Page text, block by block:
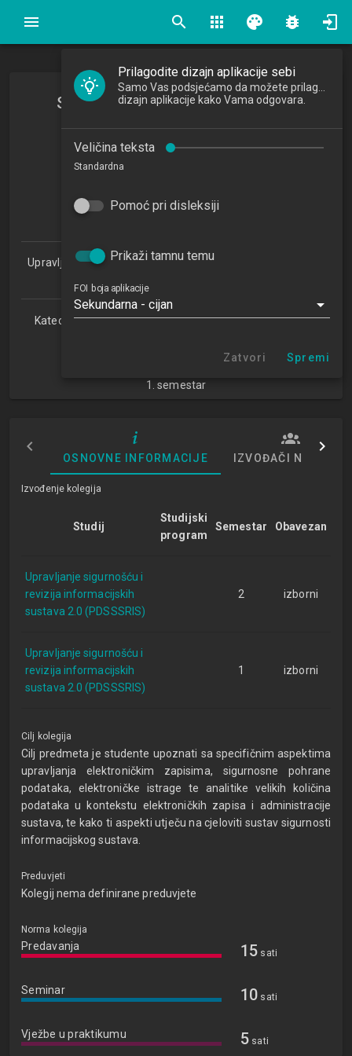
search apps palette bug_report
Sigurnosna pohrana, arhiviranje i
repozitoriji podataka
5
Upravljanje sigurnošću i revizija informacijskih sustava 2.0
Katedra za teorijske i primijenjene osnove informacijskih
1. semestar
OSNOVNE INFORMACIJE IZVOĐAČI NASTAVE
Izvođenje kolegija
Studij
Studijski
program
Semestar Obavezan
Upravljanje sigurnošću i
revizija informacijskih
sustava 2.0 (PDSSSRIS)
2 izborni
Upravljanje sigurnošću i
revizija informacijskih
sustava 2.0 (PDSSSRIS)
1 izborni
Cilj kolegija
Cilj predmeta je studente upoznati sa specifičnim aspektima
upravljanja elektroničkim zapisima, sigurnosne pohrane
podataka, elektroničke istrage te analitike velikih količina
podataka u kontekstu elektroničkih zapisa i administracije
sustava, te kako ti aspekti utječu na cjeloviti sustav sigurnosti
informacijskog sustava.
Preduvjeti
Kolegij nema definirane preduvjete
Norma kolegija
Predavanja 15 sati
Seminar 10 sati
Vježbe u praktikumu 5 sati
Prilagodite dizajn aplikacije sebi
dizajn aplikacije kako Vama odgovara.
Veličina teksta
Standardna
Pomoć pri disleksiji
Prikaži tamnu temu
FOI boja aplikacije
Sekundarna - cijan
Zatvori Spremi